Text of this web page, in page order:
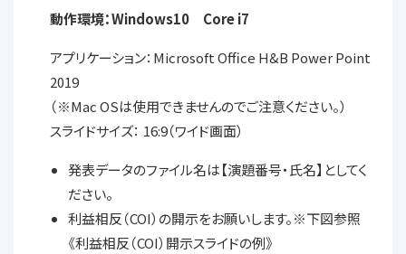
動作環境：Windows10 Core i7
アプリケーション：Microsoft Office H&B Power Point
2019
（※Mac OSは使用できませんのでご注意ください。）
スライドサイズ： 16:9（ワイド画面）
発表データのファイル名は【演題番号・氏名】としてく
ださい。
利益相反（COI）の開示をお願いします。※下図参照
《利益相反（COI）開示スライドの例》